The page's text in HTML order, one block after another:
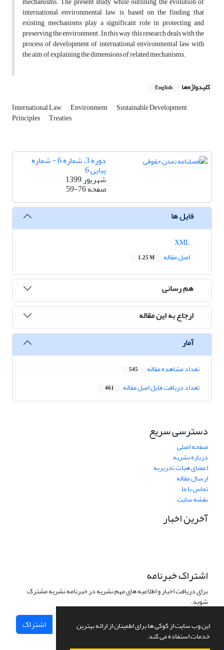
این وب سایت از کوکی ها برای اطمینان از ارائه بهترین
خدمات استفاده می کند.
international environmental law, is based on the finding that
existing mechanisms play a significant role in protecting and
preserving the environment. In this way, this research deals with the
process of development of international environmental law with
the aim of explaining the dimensions of related mechanisms.
کلیدواژه‌ها English
International Law Environment Sustainable Development
Principles Treaties
دوره 3، شماره 6 - شماره
پیاپی 6
شهریور 1399
صفحه59-76
فایل ها
اصل مقاله
1.25 M
هم رسانی
ارجاع به این مقاله
آمار
تعداد مشاهده مقاله 545
تعداد دریافت فایل اصل مقاله 461
دسترسی سریع
صفحه اصلی
درباره نشریه
اعضای هیات تحریریه
ارسال مقاله
تماس با ما
نقشه سایت
آخرین اخبار
اشتراک خبرنامه
برای دریافت اخبار و اطلاعیه های مهم نشریه در خبرنامه نشریه مشترک
شوید.
اشتراک